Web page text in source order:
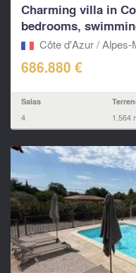
Charming villa in
bedrooms,
Côte d'Azur / Alpes-
686.880 €
Salas
4 1.564